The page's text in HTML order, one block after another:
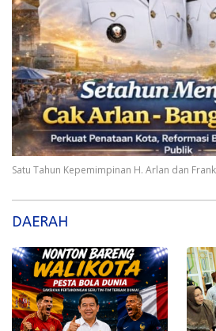
Satu Tahun Kepemimpinan H. Arlan dan
DAERAH